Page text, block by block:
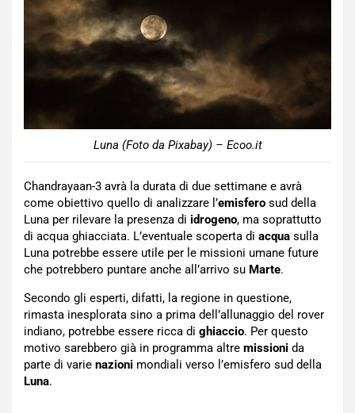
Luna (Foto da Pixabay) – Ecoo.it
Chandrayaan-3 avrà la durata di due settimane e avrà
come obiettivo quello di analizzare l’emisfero sud della
Luna per rilevare la presenza di idrogeno, ma soprattutto
di acqua ghiacciata. L’eventuale scoperta di acqua sulla
Luna potrebbe essere utile per le missioni umane future
che potrebbero puntare anche all’arrivo su Marte.
Secondo gli esperti, difatti, la regione in questione,
rimasta inesplorata sino a prima dell’allunaggio del rover
indiano, potrebbe essere ricca di ghiaccio. Per questo
motivo sarebbero già in programma altre missioni da
parte di varie nazioni mondiali verso l’emisfero sud della
Luna.